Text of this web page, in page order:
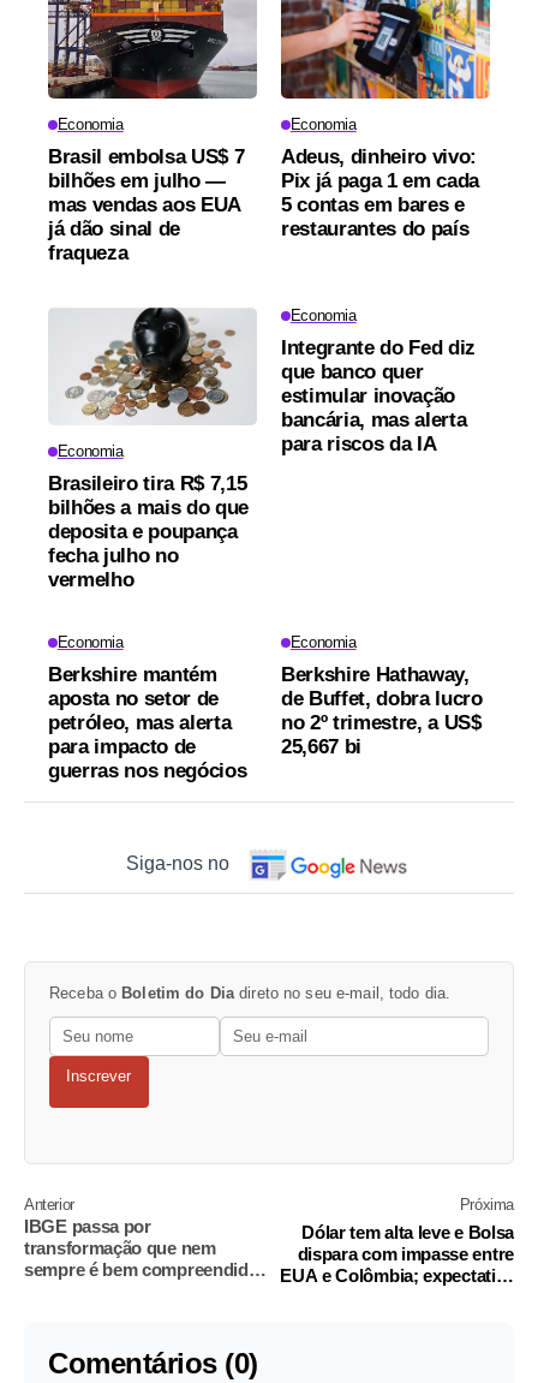
Economia
Brasil embolsa US$ 7
bilhões em julho —
mas vendas aos EUA
já dão sinal de
fraqueza
Economia
Adeus, dinheiro vivo:
Pix já paga 1 em cada
5 contas em bares e
restaurantes do país
Economia
Brasileiro tira R$ 7,15
bilhões a mais do que
deposita e poupança
fecha julho no
vermelho
Economia
Integrante do Fed diz
que banco quer
estimular inovação
bancária, mas alerta
para riscos da IA
Economia
Berkshire mantém
aposta no setor de
petróleo, mas alerta
para impacto de
guerras nos negócios
Economia
Berkshire Hathaway,
de Buffet, dobra lucro
no 2º trimestre, a US$
25,667 bi
Siga-nos no
Receba o Boletim do Diadireto no seu e-mail, todo dia.
Inscrever
Anterior
IBGE passa por
transformação que nem
sempre é bem compreendida,
Próxima
Dólar tem alta leve e Bolsa
dispara com impasse entre
EUA e Colômbia; expectativa
Comentários (0)